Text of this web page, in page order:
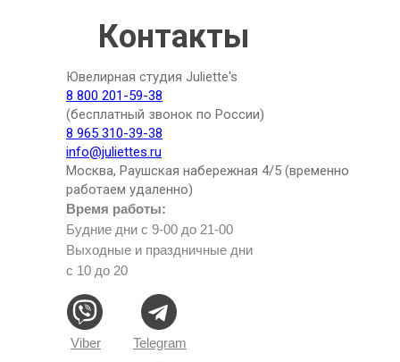
Время работы:
Будние дни с 9-00 до 21-00
Выходные и праздничные дни
с 10 до 20
Telegram
Viber
Ювелирная студия Juliette's
8 800 201-59-38
(бесплатный звонок по России)
8 965 310-39-38
info@juliettes.ru
Москва, Раушская набережная 4/5 (временно
работаем удаленно)
Контакты